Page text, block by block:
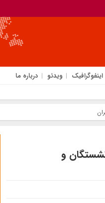
اینفوگرافیک ویدئو درباره ما
و